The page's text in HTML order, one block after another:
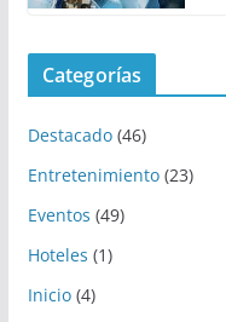
Categorías
Destacado(46)
Entretenimiento(23)
Eventos (49)
Hoteles (1)
Inicio(4)